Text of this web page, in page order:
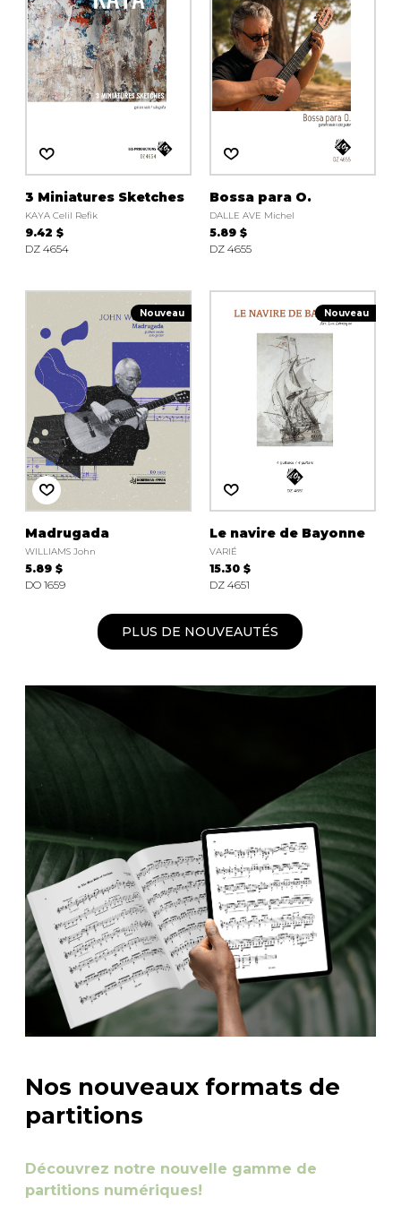
3 Miniatures Sketches
KAYA Celil Refik
9.42 $
DZ 4654
Bossa para O.
DALLE AVE Michel
5.89 $
DZ 4655
Nouveau
Madrugada
WILLIAMS John
5.89 $
DO 1659
Nouveau
Le navire de Bayonne
VARIÉ
15.30 $
DZ 4651
PLUS DE NOUVEAUTÉS
Nos nouveaux formats de
partitions
Découvrez notre nouvelle gamme de
partitions numériques!